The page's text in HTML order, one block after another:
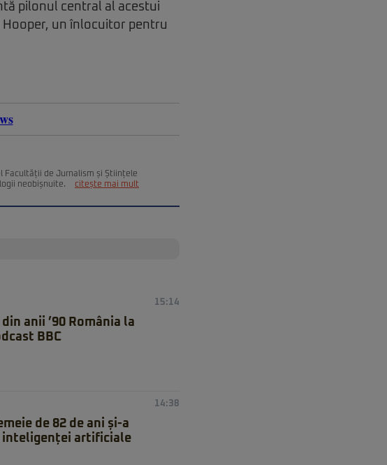
pilonul central al acestui
Hooper, un înlocuitor pentru
Facultății de Jurnalism și Științele
neobișnuite.
citește mai mult
15:14
anii ’90 România la
BBC
14:38
de 82 de ani și-a
inteligenței artificiale